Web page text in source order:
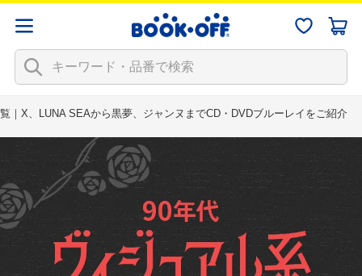
｜X、LUNA SEAから黒夢、ジャンヌまでCD・DVDブルーレイをご紹介